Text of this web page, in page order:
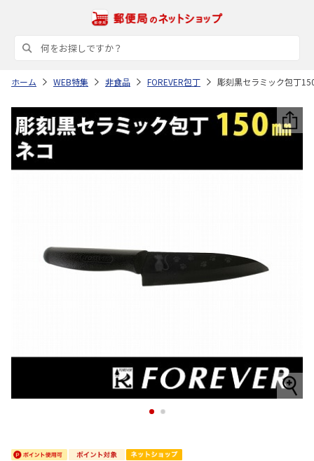
ホーム WEB特集 非食品 FOREVER包丁 彫刻黒セラミック包丁
1 2